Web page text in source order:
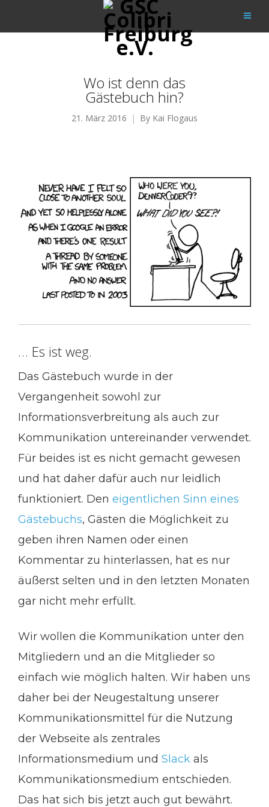
Wo ist denn das
Gästebuch hin?
21. März 2016 By Kai Flogaus
… Es ist weg.
Das Gästebuch wurde in der
Vergangenheit sowohl zur
Informationsverbreitung als auch zur
Kommunikation untereinander verwendet.
Für beides ist es nicht gemacht gewesen
und hat daher dafür auch nur leidlich
funktioniert. Den eigentlichen Sinn eines
Gästebuchs, Gästen die Möglichkeit zu
geben ihren Namen oder einen
Kommentar zu hinterlassen, hat es nur
äußerst selten und in den letzten Monaten
gar nicht mehr erfüllt.
Wir wollen die Kommunikation unter den
Mitgliedern und an die Mitglieder so
einfach wie möglich halten. Wir haben uns
daher bei der Neugestaltung unserer
Kommunikationsmittel für die Nutzung
der Webseite als zentrales
Informationsmedium und Slack als
Kommunikationsmedium entschieden.
Das hat sich bis jetzt auch gut bewährt.